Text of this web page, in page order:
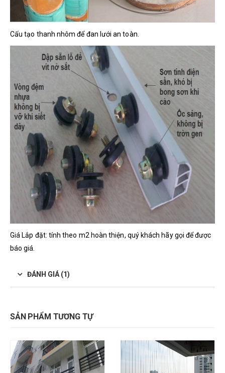
Cấu tạo thanh nhôm để đan lưới an toàn.
Giá Lắp đặt: tính theo m2 hoàn thiện, quý khách hãy gọi để được
báo giá.
ĐÁNH GIÁ (1)
SẢN PHẨM TƯƠNG TỰ